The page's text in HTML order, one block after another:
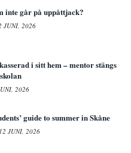
inte går på uppåttjack?
JUNI, 2026
i sitt hem – mentor stängs
2026
guide to summer in Skåne
12 JUNI, 2026